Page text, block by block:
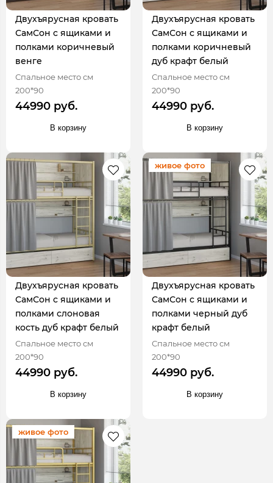
Двухъярусная кровать
СамСон с ящиками и
полками коричневый
венге
Спальное место см
200*90
44990 руб.
В корзину
Двухъярусная кровать
СамСон с ящиками и
полками коричневый
дуб крафт белый
Спальное место см
200*90
44990 руб.
В корзину
Двухъярусная кровать
СамСон с ящиками и
полками слоновая
кость дуб крафт белый
Спальное место см
200*90
44990 руб.
В корзину
живое фото
Двухъярусная кровать
СамСон с ящиками и
полками черный дуб
крафт белый
Спальное место см
200*90
44990 руб.
В корзину
живое фото